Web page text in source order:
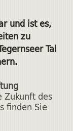
und ist es,
zu
Tal
Zukunft des
finden Sie